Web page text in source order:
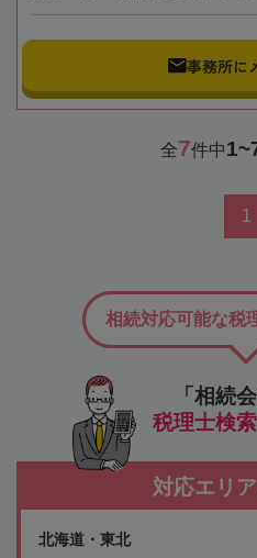
事務所に
全7件中
1
「相続
税理士検
相続対応可能な税
対応エリ
北海道・東北